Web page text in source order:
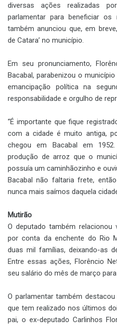
diversas ações realizadas
parlamentar para beneficiar os
também anunciou que, em
de Catara’ no município.
Em seu pronunciamento,
Bacabal, parabenizou o
emancipação política na
responsabilidade e orgulho de
“É importante que fique
com a cidade é muito antiga,
chegou em Bacabal em
produção de arroz que o
possuía um caminhãozinho e
Bacabal não faltaria frete,
nunca mais saímos daquela
Mutirão
O deputado também relacionou
por conta da enchente do Rio
duas mil famílias, deixando-as
Entre essas ações, Florêncio
seu salário do mês de março
O parlamentar também
que tem realizado nos últimos
pai, o ex-deputado Carlinhos